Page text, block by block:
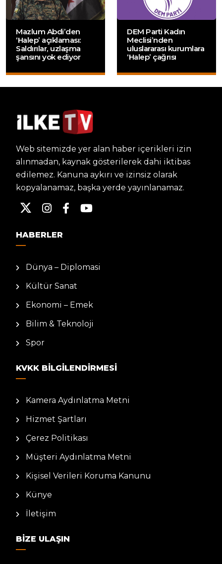
Mazlum Abdi’den
‘Halep’ açıklaması:
Saldırılar, uzlaşma
şansını yok ediyor
DEM Parti Kadın
Meclisi’nden
uluslararası kurumlara
‘Halep’ çağrısı
Web sitemizde yer alan haber içerikleri izin
alınmadan, kaynak gösterilerek dahi iktibas
edilemez. Kanuna aykırı ve izinsiz olarak
kopyalanamaz, başka yerde yayınlanamaz.
HABERLER
Dünya – Diplomasi
Kültür Sanat
Ekonomi – Emek
Bilim & Teknoloji
Spor
KVKK BILGILENDIRMESI
Kamera Aydınlatma Metni
Hizmet Şartları
Çerez Politikası
Müşteri Aydınlatma Metni
Kişisel Verileri Koruma Kanunu
Künye
İletişim
BIZE ULAŞIN